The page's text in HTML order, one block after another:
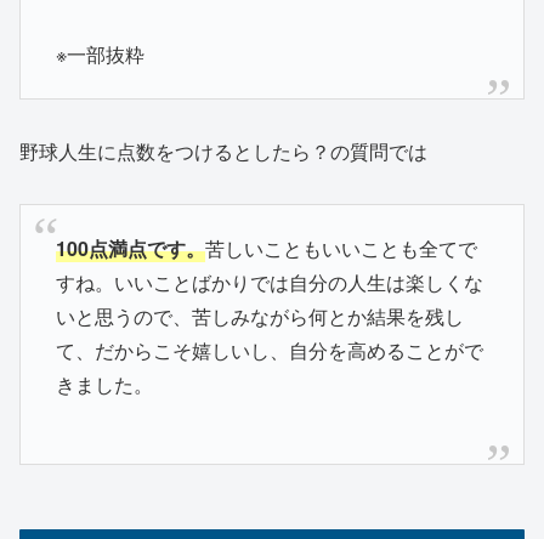
※一部抜粋
野球人生に点数をつけるとしたら？の質問では
100点満点です。苦しいこともいいことも全てで
すね。いいことばかりでは自分の人生は楽しくな
いと思うので、苦しみながら何とか結果を残し
て、だからこそ嬉しいし、自分を高めることがで
きました。